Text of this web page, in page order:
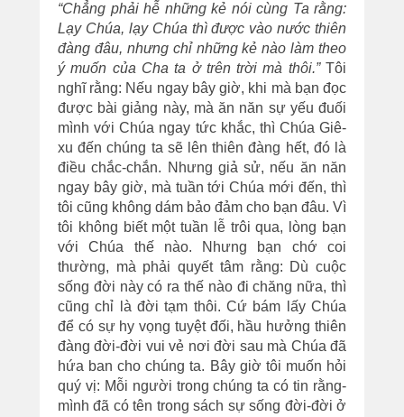
“Chẳng phải hễ những kẻ nói cùng Ta rằng:
Lạy Chúa, lạy Chúa thì được vào nước thiên
đàng đâu, nhưng chỉ những kẻ nào làm theo
ý muốn của Cha ta ở trên trời mà thôi.”Tôi
nghĩ rằng: Nếu ngay bây giờ, khi mà bạn đọc
được bài giảng này, mà ăn năn sự yếu đuối
mình với Chúa ngay tức khắc, thì Chúa Giê-
xu đến chúng ta sẽ lên thiên đàng hết, đó là
điều chắc-chắn. Nhưng giả sử, nếu ăn năn
ngay bây giờ, mà tuần tới Chúa mới đến, thì
tôi cũng không dám bảo đảm cho bạn đâu. Vì
tôi không biết một tuần lễ trôi qua, lòng bạn
với Chúa thế nào. Nhưng bạn chớ coi
thường, mà phải quyết tâm rằng: Dù cuộc
sống đời này có ra thế nào đi chăng nữa, thì
cũng chỉ là đời tạm thôi. Cứ bám lấy Chúa
để có sự hy vọng tuyệt đối, hầu hưởng thiên
đàng đời-đời vui vẻ nơi đời sau mà Chúa đã
hứa ban cho chúng ta. Bây giờ tôi muốn hỏi
quý vị: Mỗi người trong chúng ta có tin rằng-
mình đã có tên trong sách sự sống đời-đời ở